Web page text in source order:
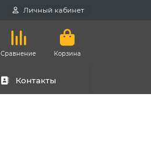
Личный кабинет
Сравнение Корзина
Контакты